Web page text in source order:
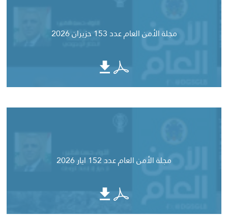
مجلة الأمن العام عدد 153 حزيران 2026
مجلة الأمن العام عدد 152 ايار 2026